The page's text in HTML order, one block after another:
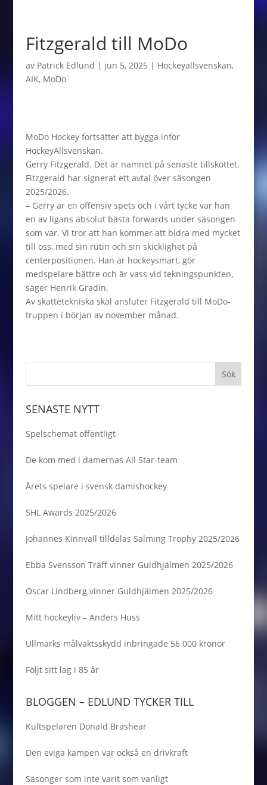
Fitzgerald till MoDo
av Patrick Edlund | jun 5, 2025 | Hockeyallsvenskan,
AIK, MoDo
MoDo Hockey fortsätter att bygga inför
HockeyAllsvenskan.
Gerry Fitzgerald. Det är namnet på senaste tillskottet.
Fitzgerald har signerat ett avtal över säsongen
2025/2026.
– Gerry är en offensiv spets och i vårt tycke var han
en av ligans absolut bästa forwards under säsongen
som var. Vi tror att han kommer att bidra med mycket
till oss, med sin rutin och sin skicklighet på
centerpositionen. Han är hockeysmart, gör
medspelare bättre och är vass vid tekningspunkten,
säger Henrik Gradin.
Av skattetekniska skäl ansluter Fitzgerald till MoDo-
truppen i början av november månad.
SENASTE NYTT
Spelschemat offentligt
De kom med i damernas All Star-team
Årets spelare i svensk damishockey
SHL Awards 2025/2026
Johannes Kinnvall tilldelas Salming Trophy 2025/2026
Ebba Svensson Träff vinner Guldhjälmen 2025/2026
Oscar Lindberg vinner Guldhjälmen 2025/2026
Mitt hockeyliv – Anders Huss
Ullmarks målvaktsskydd inbringade 56 000 kronor
Följt sitt lag i 85 år
BLOGGEN – EDLUND TYCKER TILL
Kultspelaren Donald Brashear
Den eviga kampen var också en drivkraft
Säsonger som inte varit som vanligt